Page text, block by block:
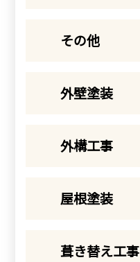
その他
外壁塗装
外構工事
屋根塗装
葺き替え工事